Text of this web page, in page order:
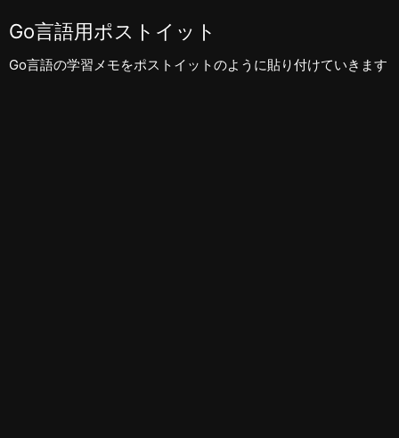
Go言語用ポストイット
Go言語の学習メモをポストイットのように貼り付けていきます